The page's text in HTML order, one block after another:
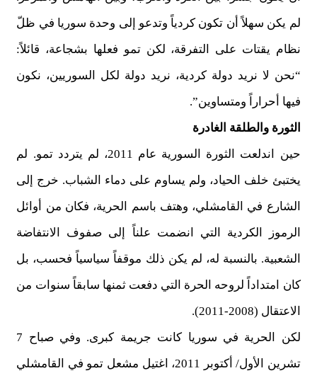
لم يكن سهلاً أن تكون كردياً وتدعو إلى وحدة سوريا في ظلّ
نظام يقتات على التفرقة، لكن تمو فعلها بشجاعة، قائلاً:
“نحن لا نريد دولة كردية، نريد دولة لكل السوريين، نكون
فيها أحراراً ومتساوين”.
الثورة والطلقة الغادرة
حين اندلعت الثورة السورية عام 2011، لم يتردد تمو. لم
يختبئ خلف الحياد، ولم يساوم على دماء الشباب. خرج إلى
الشارع في القامشلي، وهتف باسم الحرية، فكان من أوائل
الرموز الكردية التي انضمت علناً إلى صفوف الانتفاضة
الشعبية. بالنسبة له، لم يكن ذلك موقفاً سياسياً فحسب، بل
كان امتداداً لروحه الحرة التي دفعت ثمنها سابقاً سنوات من
الاعتقال (2008-2011).
لكن الحرية في سوريا كانت جريمة كبرى. وفي صباح 7
تشرين الأول/ أكتوبر 2011، اغتيل مشعل تمو في القامشلي